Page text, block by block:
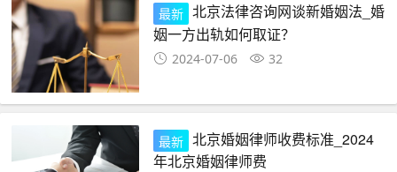
最新 北京法律咨询网谈新婚姻法_婚
姻一方出轨如何取证？
2024-07-06 32
最新 北京婚姻律师收费标准_2024
年北京婚姻律师费